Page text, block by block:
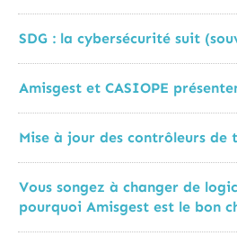
SDG : la cybersécurité suit
Amisgest et CASIOPE
Mise à jour des contrôleurs de
Vous songez à changer de
pourquoi Amisgest est le bon